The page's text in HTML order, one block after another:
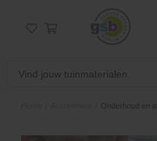
Onderhoud en